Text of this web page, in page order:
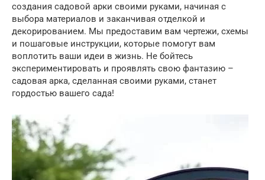
создания садовой арки своими руками, начиная с
выбора материалов и заканчивая отделкой и
декорированием. Мы предоставим вам чертежи, схемы
и пошаговые инструкции, которые помогут вам
воплотить ваши идеи в жизнь. Не бойтесь
экспериментировать и проявлять свою фантазию –
садовая арка, сделанная своими руками, станет
гордостью вашего сада!